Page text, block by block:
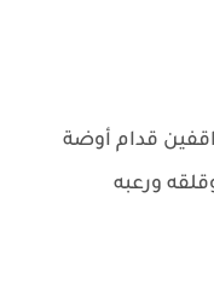
قدام أوضة
ورعبه